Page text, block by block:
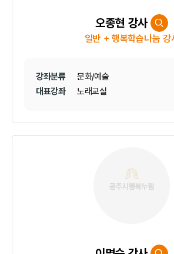
오종현 강사
일반 + 행복학습나눔 강
강좌분류
문화/예술
대표강좌
노래교실